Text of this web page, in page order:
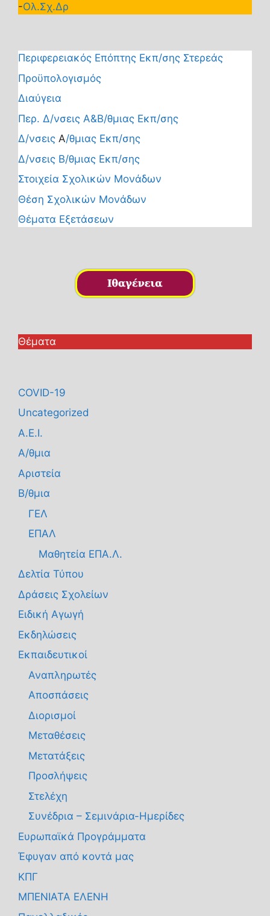
-Ολ.Σχ.Δρ
Περιφερειακός Επόπτης Εκπ/σης Στερεάς
Προϋπολογισμός
Διαύγεια
Περ. Δ/νσεις Α&Β/θμιας Εκπ/σης
Δ/νσεις Α/θμιας Εκπ/σης
Δ/νσεις Β/θμιας Εκπ/σης
Στοιχεία Σχολικών Μονάδων
Θέση Σχολικών Μονάδων
Θέματα Εξετάσεων
Θέματα
COVID-19
Uncategorized
Α.Ε.Ι.
Α/θμια
Αριστεία
Β/θμια
ΓΕΛ
ΕΠΑΛ
Μαθητεία ΕΠΑ.Λ.
Δελτία Τύπου
Δράσεις Σχολείων
Ειδική Αγωγή
Εκδηλώσεις
Εκπαιδευτικοί
Αναπληρωτές
Αποσπάσεις
Διορισμοί
Μεταθέσεις
Μετατάξεις
Προσλήψεις
Στελέχη
Συνέδρια – Σεμινάρια-Ημερίδες
Ευρωπαϊκά Προγράμματα
Έφυγαν από κοντά μας
ΚΠΓ
ΜΠΕΝΙΑΤΑ ΕΛΕΝΗ